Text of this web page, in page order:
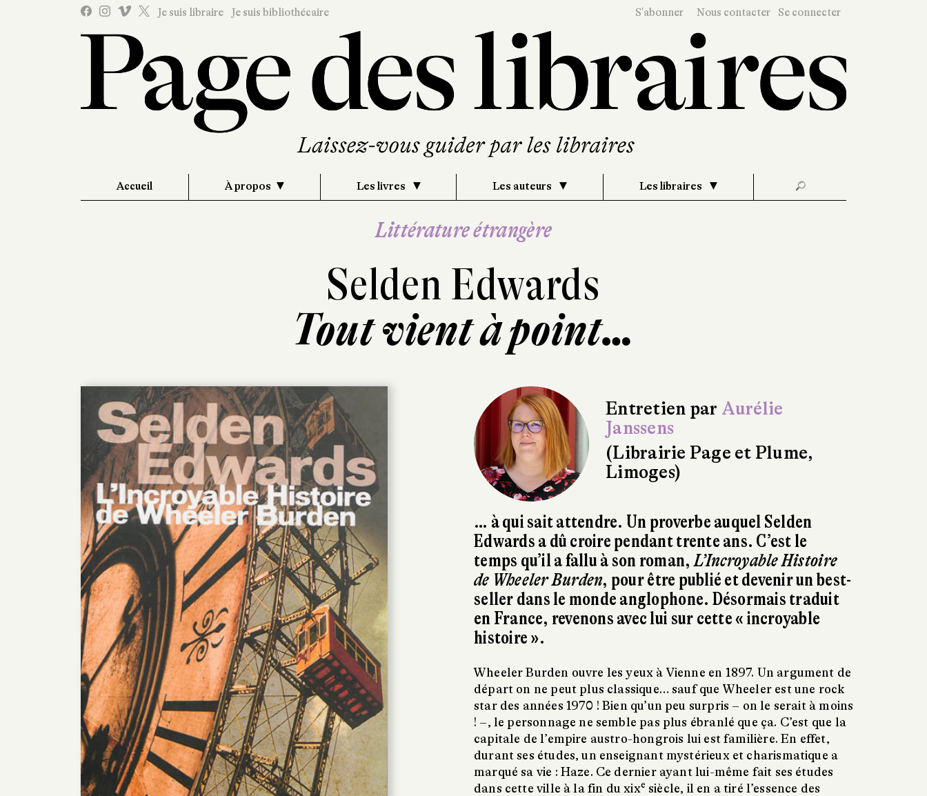
Je suis libraire Je suis bibliothécaire S'abonner Nous contacter Se connecter
Accueil À propos Les livres Les auteurs Les libraires 🔎
Littérature étrangère
Selden Edwards
Tout vient à point…
Entretien par Aurélie
Janssens
(Librairie Page et Plume,
Limoges)
… à qui sait attendre. Un proverbe auquel Selden
Edwards a dû croire pendant trente ans. C’est le
temps qu’il a fallu à son roman, L’Incroyable Histoire
de Wheeler Burden, pour être publié et devenir un best-
seller dans le monde anglophone. Désormais traduit
en France, revenons avec lui sur cette « incroyable
histoire ».
Wheeler Burden ouvre les yeux à Vienne en 1897. Un argument de
départ on ne peut plus classique… sauf que Wheeler est une rock
star des années 1970 ! Bien qu’un peu surpris – on le serait à moins
! –, le personnage ne semble pas plus ébranlé que ça. C’est que la
capitale de l’empire austro-hongrois lui est familière. En effet,
durant ses études, un enseignant mystérieux et charismatique a
marqué sa vie : Haze. Ce dernier ayant lui-même fait ses études
dans cette ville à la fin du xixe siècle, il en a tiré l’essence des